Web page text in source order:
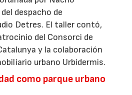
despacho de
Detres. El taller contó,
del Consorci de
y la colaboración
urbano Urbidermis.
como parque urbano